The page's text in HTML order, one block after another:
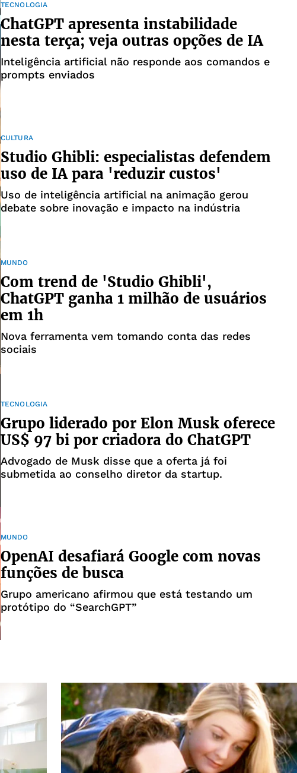
TECNOLOGIA
ChatGPT apresenta instabilidade
nesta terça; veja outras opções de IA
Inteligência artificial não responde aos comandos e
prompts enviados
CULTURA
Studio Ghibli: especialistas defendem
uso de IA para 'reduzir custos'
Uso de inteligência artificial na animação gerou
debate sobre inovação e impacto na indústria
MUNDO
Com trend de 'Studio Ghibli',
ChatGPT ganha 1 milhão de usuários
em 1h
Nova ferramenta vem tomando conta das redes
sociais
TECNOLOGIA
Grupo liderado por Elon Musk oferece
US$ 97 bi por criadora do ChatGPT
Advogado de Musk disse que a oferta já foi
submetida ao conselho diretor da startup.
MUNDO
OpenAI desafiará Google com novas
funções de busca
Grupo americano afirmou que está testando um
protótipo do “SearchGPT”